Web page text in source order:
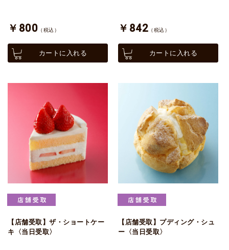
￥800 （税込）
カートに入れる
￥842 （税込）
カートに入れる
【店舗受取】ザ・ショートケー
キ〈当日受取〉
【店舗受取】プディング・シュ
ー〈当日受取〉